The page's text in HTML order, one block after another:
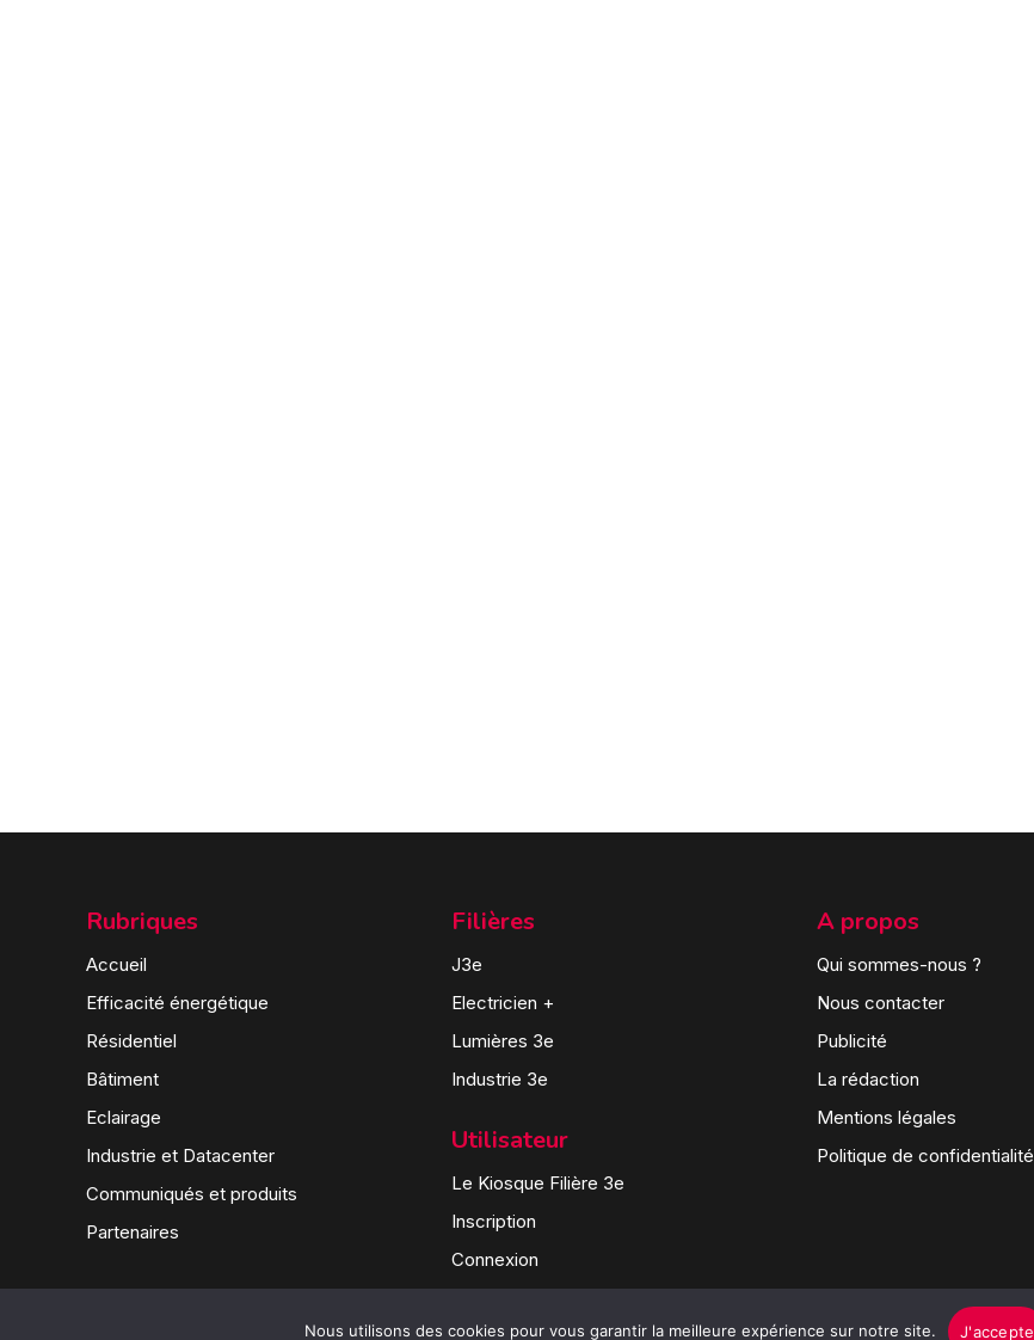
Rubriques
Accueil
Efficacité énergétique
Résidentiel
Bâtiment
Eclairage
Industrie et Datacenter
Communiqués et produits
Partenaires
Filières
J3e
Electricien +
Lumières 3e
Industrie 3e
Utilisateur
Le Kiosque Filière 3e
Inscription
Connexion
A propos
Qui sommes-nous ?
Nous contacter
Publicité
La rédaction
Mentions légales
Politique de confidentialité
Nous utilisons des cookies pour vous garantir la meilleure expérience sur notre site. J'accepte